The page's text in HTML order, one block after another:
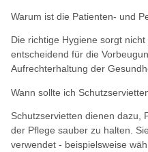
Warum ist die Patienten- und
Die richtige Hygiene sorgt
entscheidend für die
Aufrechterhaltung der
Wann sollte ich
Schutzservietten dienen dazu,
der Pflege sauber zu halten.
verwendet - beispielsweise